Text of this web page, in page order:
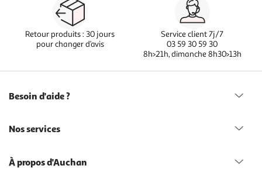
Retour produits : 30 jours
pour changer d’avis
Service client 7j/7
03 59 30 59 30
8h>21h, dimanche 8h30>13h
Besoin d'aide ?
Nos services
À propos d'Auchan